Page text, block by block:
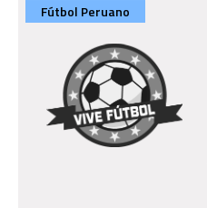
Fútbol Peruano